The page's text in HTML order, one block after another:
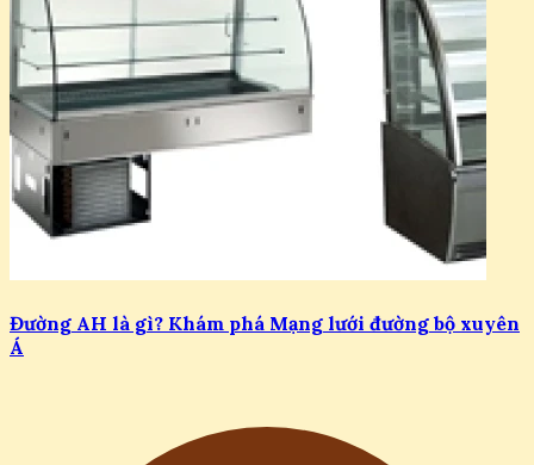
Đường AH là gì? Khám phá Mạng lưới đường bộ xuyên
Á